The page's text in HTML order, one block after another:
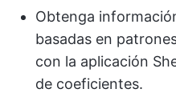
Obtenga
basadas en
con la aplicación
de coeficientes.